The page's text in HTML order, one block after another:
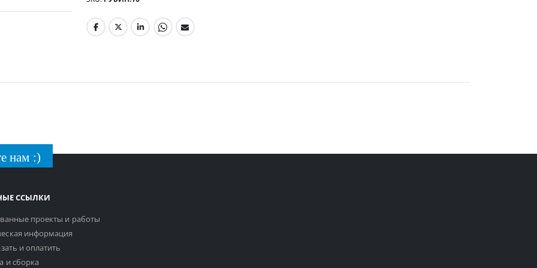
нам :)
ССЫЛКИ
проекты и работы
информация
и оплатить
и сборка